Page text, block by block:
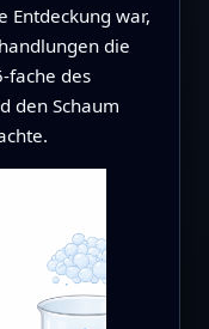
Entdeckung war,
die
des
den Schaum